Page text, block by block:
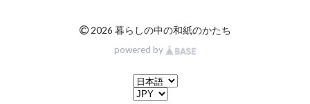
© 2026 暮らしの中の和紙のかたち
powered by